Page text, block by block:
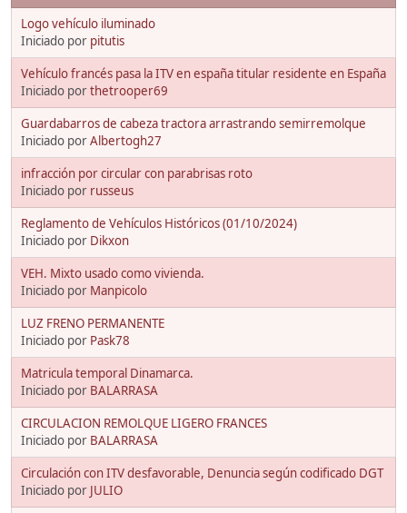
Logo vehículo iluminado
Iniciado por pitutis
Vehículo francés pasa la ITV en españa titular residente en España
Iniciado porthetrooper69
Guardabarros de cabeza tractora arrastrando semirremolque
Iniciado porAlbertogh27
infracción por circular con parabrisas roto
Iniciado por russeus
Reglamento de Vehículos Históricos (01/10/2024)
Iniciado por Dikxon
VEH. Mixto usado como vivienda.
Iniciado por Manpicolo
LUZ FRENO PERMANENTE
Iniciado por Pask78
Matricula temporal Dinamarca.
Iniciado por BALARRASA
CIRCULACION REMOLQUE LIGERO FRANCES
Iniciado por BALARRASA
Circulación con ITV desfavorable, Denuncia según codificado DGT
Iniciado por JULIO